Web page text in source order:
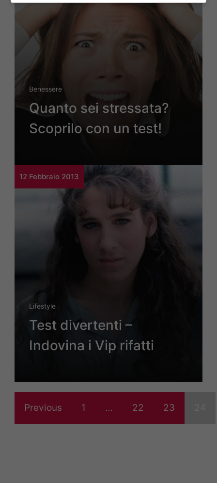
Benessere
Quanto sei stressata?
Scoprilo con un test!
12 Febbraio 2013
Lifestyle
Test divertenti –
Indovina i Vip rifatti
Previous 1 … 22 23